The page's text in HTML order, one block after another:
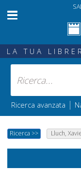
LA TUA
Ricerca avanzata |
Ricerca >> Lluch,